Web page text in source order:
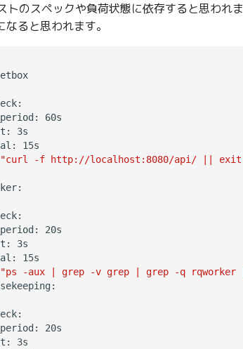
トのスペックや負荷状態に依存すると思わ
ると思われます。
  netbox: &netbox
60s
3s
15s
"curl -f http://localhost:8080/api/ || exit
20s
3s
15s
"ps -aux | grep -v grep | grep -q
20s
3s